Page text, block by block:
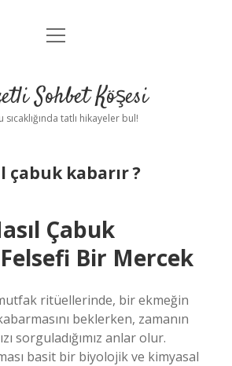
Anasayfa
Yasal Uyarı
menüyü
Sohbet Köşesi
sıcaklığında tatlı hikayeler bul!
çabuk kabarır ?
Çabuk
Bir Mercek
ritüellerinde, bir ekmeğin
beklerken, zamanın
sorguladığımız anlar olur.
basit bir biyolojik ve kimyasal